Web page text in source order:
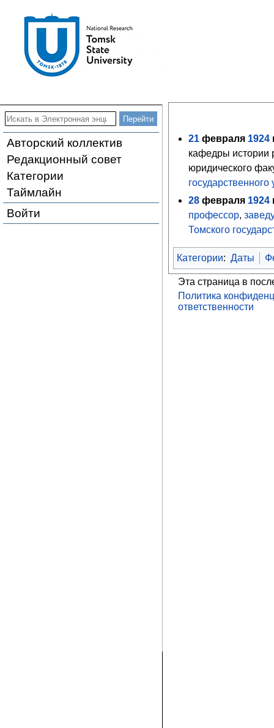
Авторский коллектив
Редакционный совет
Категории
Таймлайн
Войти
21 февраля 1924
кафедры истории
юридического
государственного
28 февраля 1924
профессор,
Томского
Категории: Даты
Эта страница в
Политика
ответственности